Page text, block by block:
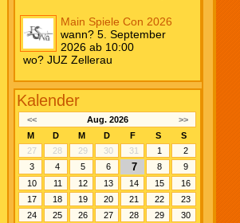
Main Spiele Con 2026
wann? 5. September
2026 ab 10:00
wo? JUZ Zellerau
Kalender
<< Aug. 2026
>>
M
D M D F S
S
27
28 29 30 31 1
2
3
4 5 6 7 8
9
10
11 12 13 14 15
16
17
18 19 20 21 22
23
24
25 26 27 28 29
30